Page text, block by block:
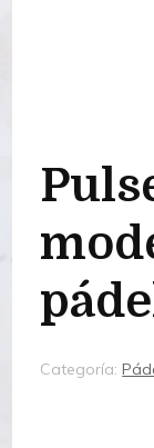
Categoría: